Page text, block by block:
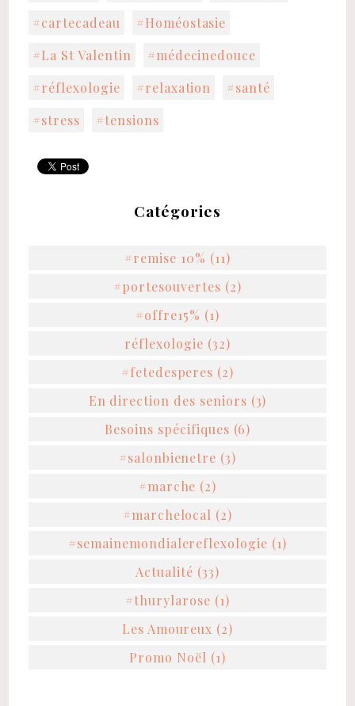
#cartecadeau
#Homéostasie
#La St Valentin
#médecinedouce
#réflexologie
#relaxation
#santé
#stress
#tensions
Catégories
#remise 10% (11)
#portesouvertes (2)
#offre15% (1)
réflexologie (32)
#fetedesperes (2)
En direction des seniors (3)
Besoins spécifiques (6)
#salonbienetre (3)
#marche (2)
#marchelocal (2)
#semainemondialereflexologie (1)
Actualité (33)
#thurylarose (1)
Les Amoureux (2)
Promo Noël (1)